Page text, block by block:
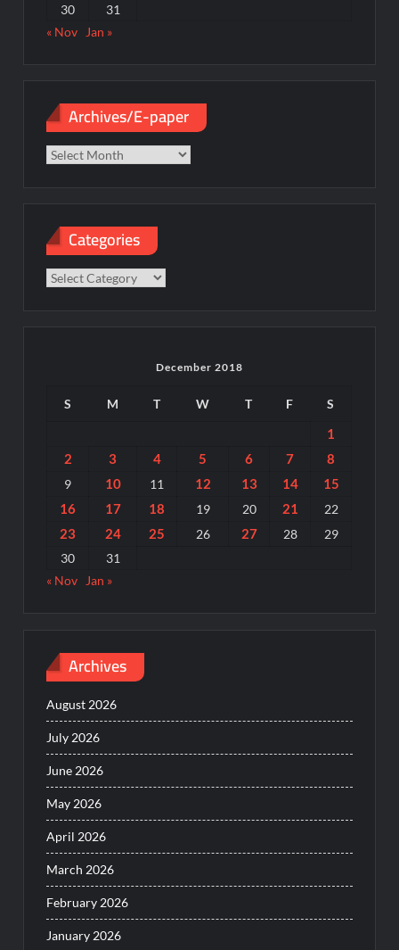
30
31
« Nov
Jan »
Archives/E-paper
Categories
Categories
December 2018
S M T W T F S
1
2
3 4 5 6 7 8
9 10 11 12 13 14
15
16
17 18 19 20 21 22
23 24 25 26 27 28
29
30
31
« Nov
Jan »
Archives
August 2026
July 2026
June 2026
May 2026
April 2026
March 2026
February 2026
January 2026